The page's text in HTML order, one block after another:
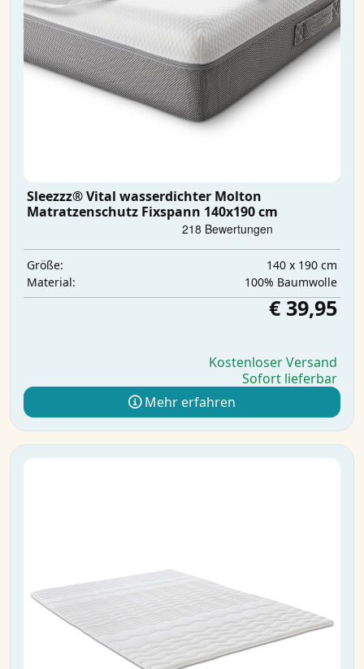
Sleezzz® Vital wasserdichter Molton
Matratzenschutz Fixspann 140x190 cm
Größe:
140 x 190 cm
Material:
100% Baumwolle
€ 39,95
Kostenloser Versand
Sofort lieferbar
Mehr erfahren